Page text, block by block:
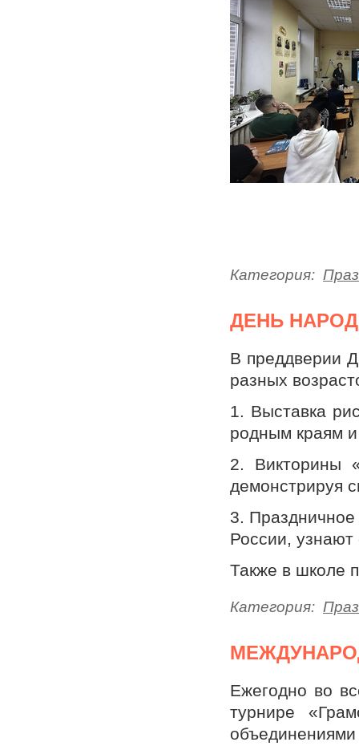
Категория:
ДЕНЬ
В преддверии
разных
1. Выставка
родным краям
2. Викторины
демонстрируя
3. Праздничное
России, узнают
Также в школе
Категория:
Ежегодно во
турнире
объединениями